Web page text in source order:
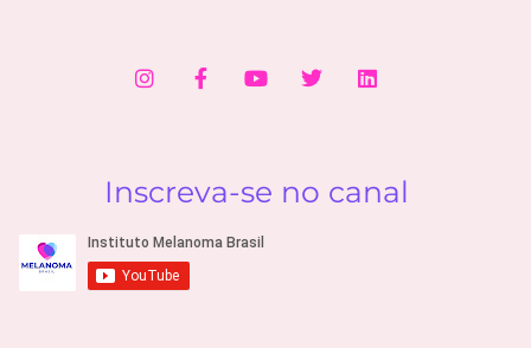
Inscreva-se no canal